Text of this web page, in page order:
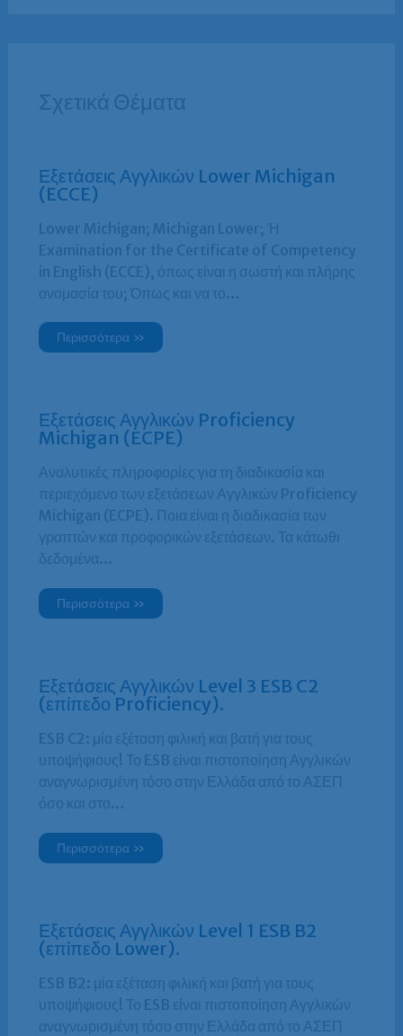
Σχετικά Θέματα
Εξετάσεις Αγγλικών Lower Michigan
(ECCE)
Lower Michigan; Michigan Lower; Ή
Examination for the Certificate of Competency
in English (ECCE), όπως είναι η σωστή και πλήρης
ονομασία του; Όπως και να το…
Περισσότερα »
Εξετάσεις Αγγλικών Proficiency
Michigan (ECPE)
Αναλυτικές πληροφορίες για τη διαδικασία και
περιεχόμενο των εξετάσεων Αγγλικών Proficiency
Michigan (ECPE). Ποια είναι η διαδικασία των
γραπτών και προφορικών εξετάσεων. Τα κάτωθι
δεδομένα…
Περισσότερα »
Εξετάσεις Αγγλικών Level 3 ESB C2
(επίπεδο Proficiency).
ESB C2: μία εξέταση φιλική και βατή για τους
υποψήφιους! Το ESB είναι πιστοποίηση Αγγλικών
αναγνωρισμένη τόσο στην Ελλάδα από το ΑΣΕΠ
όσο και στο…
Περισσότερα »
Εξετάσεις Αγγλικών Level 1 ESB B2
(επίπεδο Lower).
ESB B2: μία εξέταση φιλική και βατή για τους
υποψήφιους! Το ESB είναι πιστοποίηση Αγγλικών
αναγνωρισμένη τόσο στην Ελλάδα από το ΑΣΕΠ